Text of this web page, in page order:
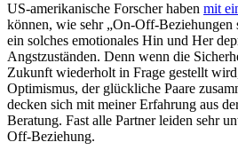
US-amerikanische Forscher haben mit
können, wie sehr „On-Off-Beziehungen
ein solches emotionales Hin und Her
Angstzuständen. Denn wenn die
Zukunft wiederholt in Frage gestellt
Optimismus, der glückliche Paare
decken sich mit meiner Erfahrung aus
Beratung. Fast alle Partner leiden sehr
Off-Beziehung.